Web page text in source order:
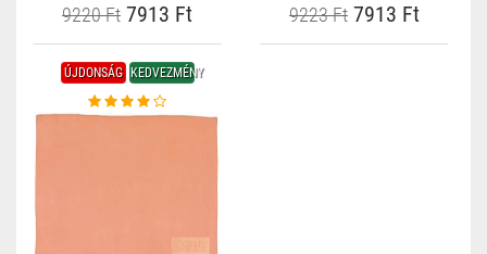
9220 Ft 7913 Ft 9223 Ft 7913 Ft
ÚJDONSÁG KEDVEZMÉNY